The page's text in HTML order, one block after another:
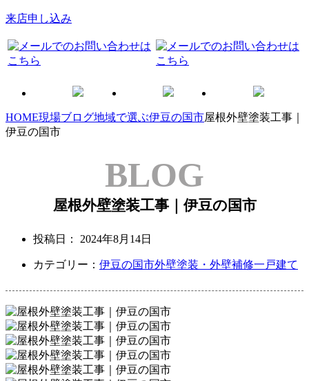
来店申し込み
HOME現場ブログ地域で選ぶ伊豆の国市屋根外壁塗装工事｜
伊豆の国市
BLOG
屋根外壁塗装工事｜伊豆の国市
投稿日： 2024年8月14日
カテゴリー： 伊豆の国市外壁塗装・外壁補修一戸建て